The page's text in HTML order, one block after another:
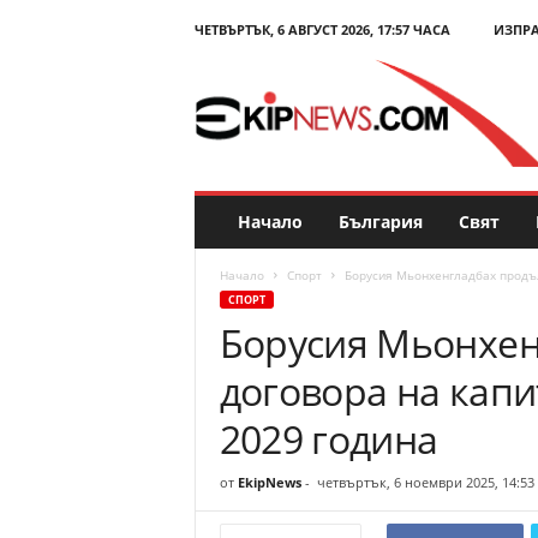
ЧЕТВЪРТЪК, 6 АВГУСТ 2026, 17:57 ЧАСА
E
p
N
и
Начало България Свят
Начало Спорт Борусия Мьонхенгладбах
СПОРТ
Борусия
договора на
2029 година
от EkipNews- четвъртък, 6 ноември 2025, 14:53